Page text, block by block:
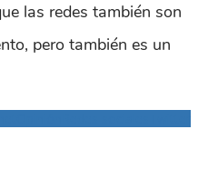
las redes también son
pero también es un